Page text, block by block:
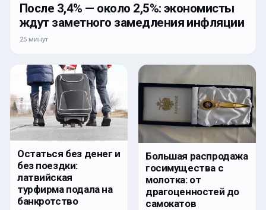
После 3,4% — около 2,5%: экономисты
ждут заметного замедления инфляции
25 минут
Остаться без денег и
без поездки:
латвийская
турфирма подала на
банкротство
Большая распродажа
госимущества с
молотка: от
драгоценностей до
самокатов